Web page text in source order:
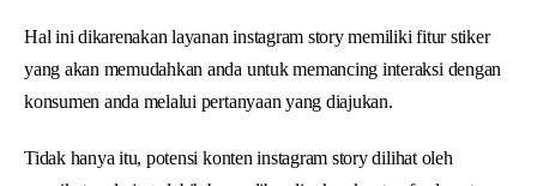
Hal ini dikarenakan layanan instagram story memiliki fitur stiker
yang akan memudahkan anda untuk memancing interaksi dengan
konsumen anda melalui pertanyaan yang diajukan.
Tidak hanya itu, potensi konten instagram story dilihat oleh